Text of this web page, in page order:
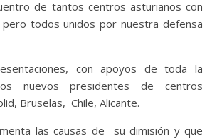
de tantos centros asturianos con
todos unidos por nuestra defensa
con apoyos de toda la
nuevos presidentes de centros
Bruselas, Chile, Alicante.
las causas de su dimisión y que